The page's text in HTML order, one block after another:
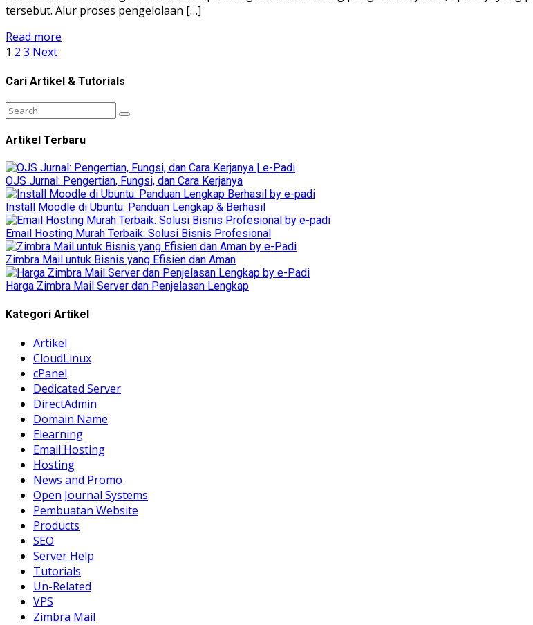
tersebut. Alur proses pengelolaan […]
Read more
1 2 3 Next
Cari Artikel & Tutorials
Artikel Terbaru
OJS Jurnal: Pengertian, Fungsi, dan Cara Kerjanya
Install Moodle di Ubuntu: Panduan Lengkap & Berhasil
Email Hosting Murah Terbaik: Solusi Bisnis Profesional
Zimbra Mail untuk Bisnis yang Efisien dan Aman
Harga Zimbra Mail Server dan Penjelasan Lengkap
Kategori Artikel
Artikel
CloudLinux
cPanel
Dedicated Server
DirectAdmin
Domain Name
Elearning
Email Hosting
Hosting
News and Promo
Open Journal Systems
Pembuatan Website
Products
SEO
Server Help
Tutorials
Un-Related
VPS
Zimbra Mail